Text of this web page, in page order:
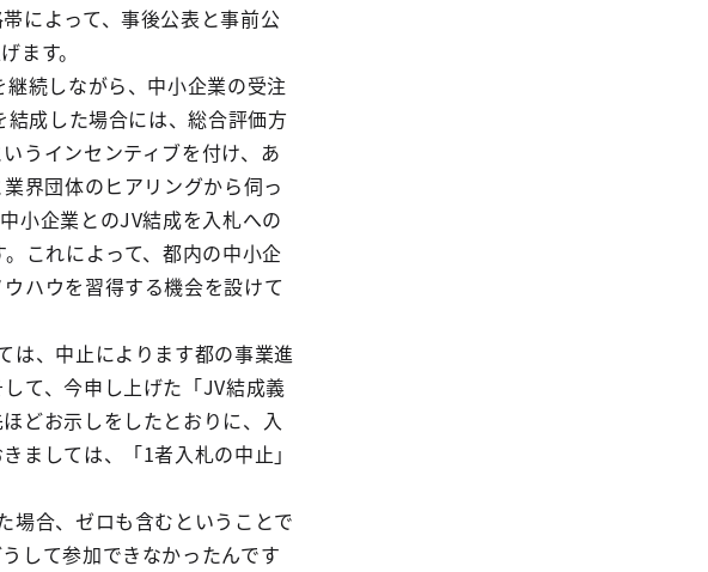
によって、事後公表と事前公
ます。
続しながら、中小企業の受注
成した場合には、総合評価方
うインセンティブを付け、あ
界団体のヒアリングから伺っ
小企業とのJV結成を入札への
これによって、都内の中小企
ハウを習得する機会を設けて
は、中止によります都の事業進
て、今申し上げた「JV結成義
どお示しをしたとおりに、入
ましては、「1者入札の中止」
場合、ゼロも含むということで
して参加できなかったんです